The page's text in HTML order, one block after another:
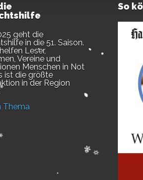
geht die
in die 51. Saison.
Leser,
Vereine und
Menschen in Not
ist die größte
in der Region
Thema
So